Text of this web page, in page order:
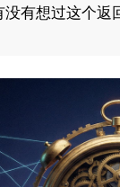
没有想过这个返